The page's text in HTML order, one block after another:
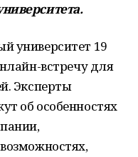
университет 19
встречу для
Эксперты
об особенностях